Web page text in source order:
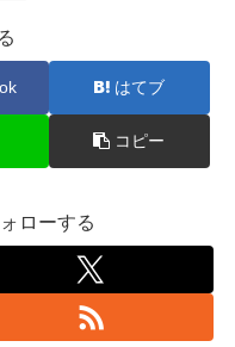
はてブ
コピー
ローする